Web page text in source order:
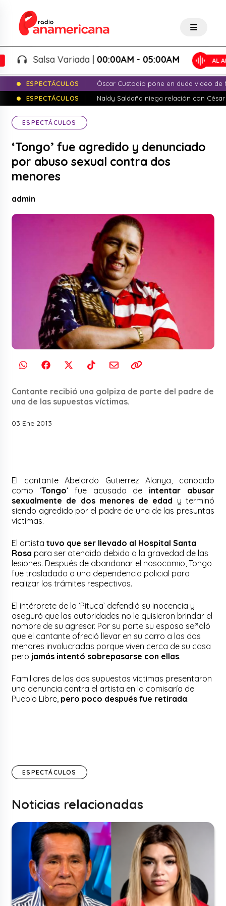
Salsa Variada |00:00AM - 05:00AM
ESPECTÁCULOS
Óscar Custodio pone en duda video de
ESPECTÁCULOS
Naldy Saldaña niega relación con
ESPECTÁCULOS
‘Tongo’ fue agredido y denunciado
por abuso sexual contra dos
menores
admin
Cantante recibió una golpiza de parte del padre de
una de las supuestas víctimas.
03 Ene 2013
El cantante Abelardo Gutierrez Alanya, conocido
como ‘Tongo‘ fue acusado de intentar abusar
sexualmente de dos menores de edad y terminó
siendo agredido por el padre de una de las presuntas
víctimas.
El artistatuvo que ser llevado al Hospital Santa
Rosa para ser atendido debido a la gravedad de las
lesiones. Después de abandonar el nosocomio, Tongo
fue trasladado a una dependencia policial para
realizar los trámites respectivos.
El intérprete de la ‘Pituca’ defendió su inocencia y
aseguró que las autoridades no le quisieron brindar el
nombre de su agresor. Por su parte su esposa señaló
que el cantante ofreció llevar en su carro a las dos
menores involucradas porque viven cerca de su casa
pero jamás intentó sobrepasarse con ellas.
Familiares de las dos supuestas víctimas presentaron
una denuncia contra el artista en la comisaría de
Pueblo Libre, pero poco después fue retirada.
ESPECTÁCULOS
Noticias relacionadas